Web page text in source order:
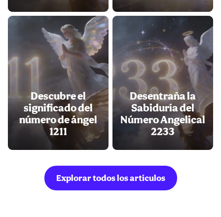
Descubre el
significado del
número de ángel
1211
Desentraña la
Sabiduría del
Número Angelical
2233
Explorar todos los artículos